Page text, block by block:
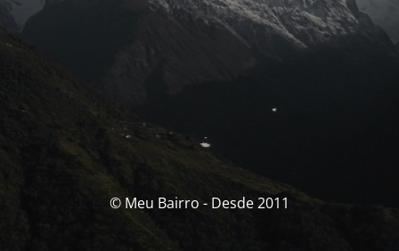
© Meu Bairro - Desde 2011